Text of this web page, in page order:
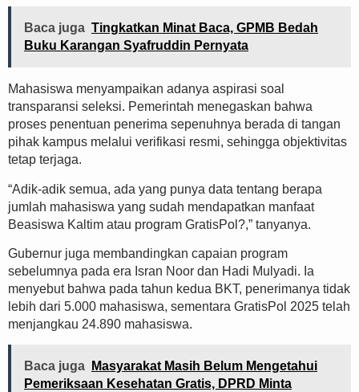
Baca juga Tingkatkan Minat Baca, GPMB Bedah
Buku Karangan Syafruddin Pernyata
Mahasiswa menyampaikan adanya aspirasi soal
transparansi seleksi. Pemerintah menegaskan bahwa
proses penentuan penerima sepenuhnya berada di tangan
pihak kampus melalui verifikasi resmi, sehingga objektivitas
tetap terjaga.
“Adik-adik semua, ada yang punya data tentang berapa
jumlah mahasiswa yang sudah mendapatkan manfaat
Beasiswa Kaltim atau program GratisPol?,” tanyanya.
Gubernur juga membandingkan capaian program
sebelumnya pada era Isran Noor dan Hadi Mulyadi. Ia
menyebut bahwa pada tahun kedua BKT, penerimanya tidak
lebih dari 5.000 mahasiswa, sementara GratisPol 2025 telah
menjangkau 24.890 mahasiswa.
Baca juga
Masyarakat Masih Belum Mengetahui
Pemeriksaan Kesehatan Gratis, DPRD Minta